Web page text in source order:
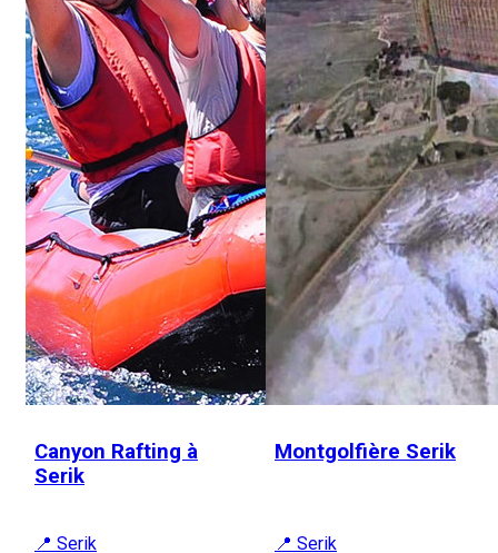
Canyon Rafting à
Serik
📍 Serik
Montgolfière Serik
📍 Serik